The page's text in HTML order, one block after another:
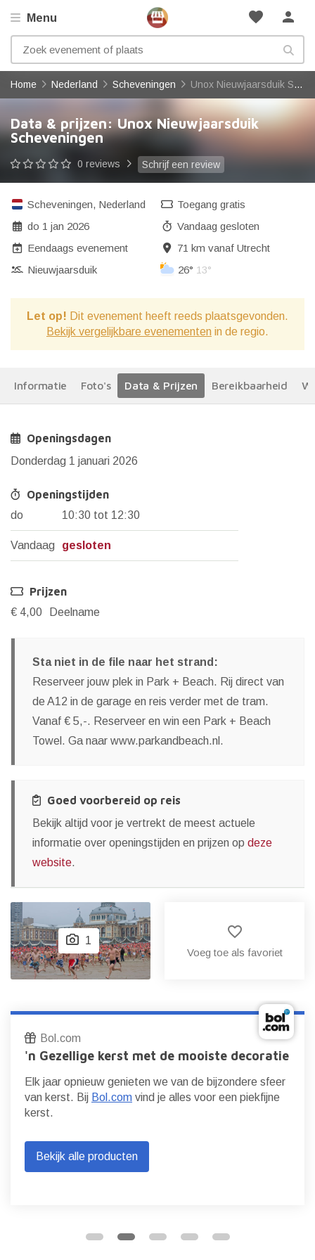
favorite person
Menu
Home Nederland Scheveningen Unox Nieuwjaarsduik Scheveningen
Data & prijzen: Unox Nieuwjaarsduik
Scheveningen
0 reviews Schrijf een review
Scheveningen, Nederland
do 1 jan 2026
Eendaags evenement
Nieuwjaarsduik
Toegang gratis
Vandaag gesloten
71 km vanaf Utrecht
26° 13°
Let op! Dit evenement heeft reeds plaatsgevonden.
Bekijk vergelijkbare evenementen in de regio.
Informatie Foto's Data & Prijzen Bereikbaarheid
Openingsdagen
Donderdag 1 januari 2026
Openingstijden
do 10:30 tot 12:30
Vandaag gesloten
Prijzen
€ 4,00 Deelname
Sta niet in de file naar het strand:
Reserveer jouw plek in Park + Beach. Rij direct van
de A12 in de garage en reis verder met de tram.
Vanaf € 5,-. Reserveer en win een Park + Beach
Towel. Ga naar www.parkandbeach.nl.
Goed voorbereid op reis
Bekijk altijd voor je vertrekt de meest actuele
informatie over openingstijden en prijzen op deze
website.
1
favorite_border
Voeg toe als favoriet
Bol.com
'n Gezellige kerst met de mooiste decoratie
Elk jaar opnieuw genieten we van de bijzondere sfeer
van kerst. Bij Bol.com vind je alles voor een piekfijne
kerst.
Bekijk alle producten